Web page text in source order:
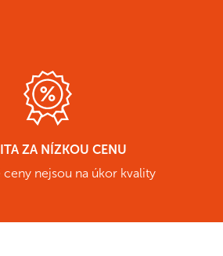
ZA NÍZKOU CENU
ceny nejsou na úkor kvality